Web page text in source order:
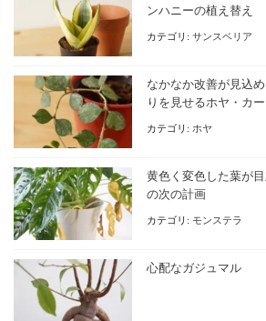
ンハニーの植え替え
カテゴリ: サンスベリア
なかなか改善が見込
りを見せるホヤ・カ
カテゴリ: ホヤ
黄色く変色した葉が
の次の計画
カテゴリ: モンステラ
心配なガジュマル